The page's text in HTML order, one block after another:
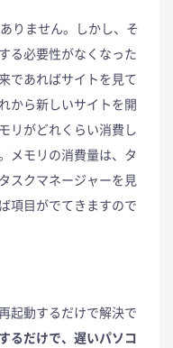
りません。しかし、そ
る必要性がなくなった
であればサイトを見て
から新しいサイトを開
リがどれくらい消費し
メモリの消費量は、タ
スクマネージャーを見
項目がでてきますので
起動するだけで解決で
るだけで、遅いパソコ